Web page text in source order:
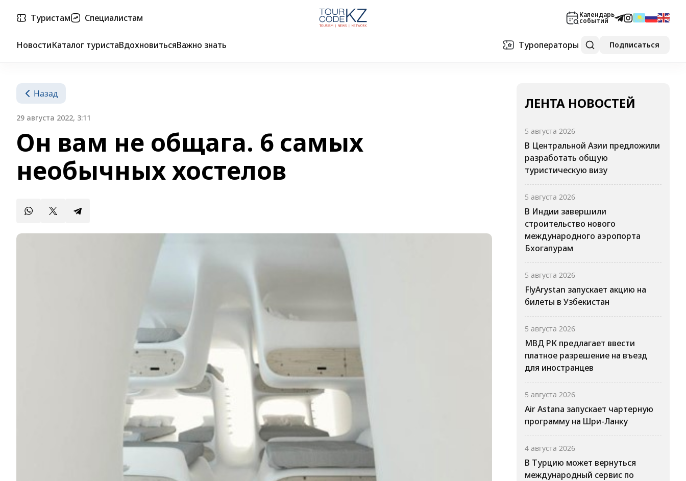
Туристам Специалистам Календарь
событий
НовостиКаталог туристаВдохновитьсяВажно знать Туроператоры Подписаться
Назад
29 августа 2022, 3:11
Он вам не общага. 6 самых
необычных хостелов
ЛЕНТА НОВОСТЕЙ
5 августа 2026
В Центральной Азии предложили
разработать общую
туристическую визу
5 августа 2026
В Индии завершили
строительство нового
международного аэропорта
Бхогапурам
5 августа 2026
FlyArystan запускает акцию на
билеты в Узбекистан
5 августа 2026
МВД РК предлагает ввести
платное разрешение на въезд
для иностранцев
5 августа 2026
Air Astana запускает чартерную
программу на Шри-Ланку
4 августа 2026
В Турцию может вернуться
международный сервис по